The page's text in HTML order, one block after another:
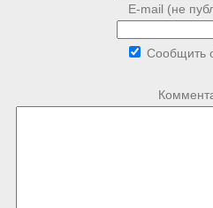
E-mail (не
Сообщить